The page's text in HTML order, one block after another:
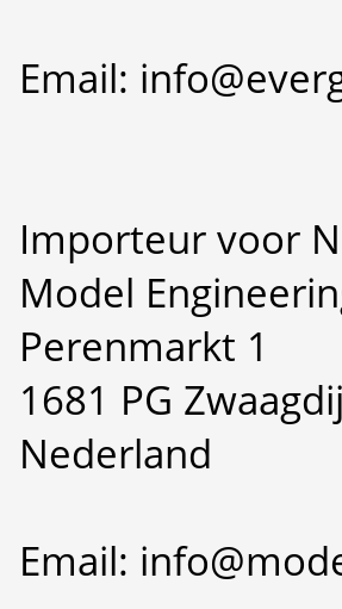
Email:
Importeur voor
Model
Perenmarkt 1
1681 PG
Nederland
Email: